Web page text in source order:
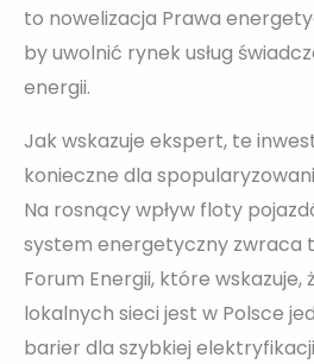
to nowelizacja Prawa
by uwolnić rynek usług
energii.
Jak wskazuje ekspert, te
konieczne dla
Na rosnący wpływ floty
system energetyczny zwraca
Forum Energii, które wskazuje,
lokalnych sieci jest w Polsce
barier dla szybkiej